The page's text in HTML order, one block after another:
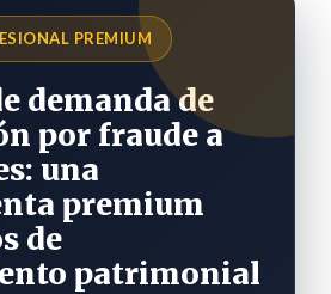
PREMIUM
demanda de
por fraude a
una
premium
de
patrimonial